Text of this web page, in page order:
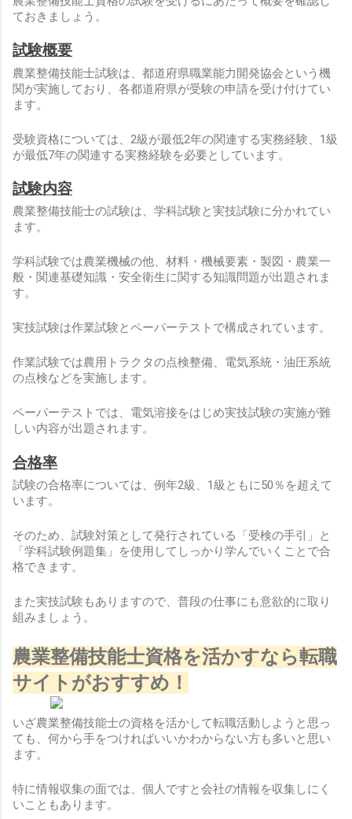
ておきましょう。
試験概要
農業整備技能士試験は、都道府県職業能力開発協会という機
関が実施しており、各都道府県が受験の申請を受け付けてい
ます。
受験資格については、2級が最低2年の関連する実務経験、1級
が最低7年の関連する実務経験を必要としています。
試験内容
農業整備技能士の試験は、学科試験と実技試験に分かれてい
ます。
学科試験では農業機械の他、材料・機械要素・製図・農業一
般・関連基礎知識・安全衛生に関する知識問題が出題されま
す。
実技試験は作業試験とペーパーテストで構成されています。
作業試験では農用トラクタの点検整備、電気系統・油圧系統
の点検などを実施します。
ペーパーテストでは、電気溶接をはじめ実技試験の実施が難
しい内容が出題されます。
合格率
試験の合格率については、例年2級、1級ともに50％を超えて
います。
そのため、試験対策として発行されている「受検の手引」と
「学科試験例題集」を使用してしっかり学んでいくことで合
格できます。
また実技試験もありますので、普段の仕事にも意欲的に取り
組みましょう。
農業整備技能士資格を活かすなら転職
サイトがおすすめ！
いざ農業整備技能士の資格を活かして転職活動しようと思っ
ても、何から手をつければいいかわからない方も多いと思い
ます。
特に情報収集の面では、個人ですと会社の情報を収集しにく
いこともあります。